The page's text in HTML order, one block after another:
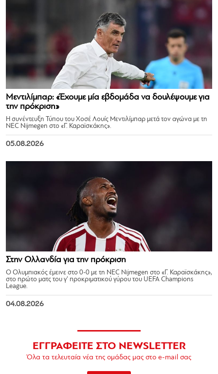
Μεντιλίμπαρ: «Έχουμε μία εβδομάδα να δουλέψουμε για
την πρόκριση»
Η συνέντευξη Τύπου του Χοσέ Λουίς Μεντιλίμπαρ μετά τον αγώνα με τη
NEC Nijmegen στο «Γ. Καραϊσκάκης».
05.08.2026
Στην Ολλανδία για την πρόκριση
Ο Ολυμπιακός έμεινε στο 0-0 με τη NEC Nijmegen στο «Γ. Καραϊσκάκης»,
στο πρώτο ματς του γ’ προκριματικού γύρου του UEFA Champions
League.
04.08.2026
ΕΓΓΡΑΦΕΙΤΕ ΣΤΟ NEWSLETTER
Όλα τα τελευταία νέα της ομάδας μας στο e-mail σας